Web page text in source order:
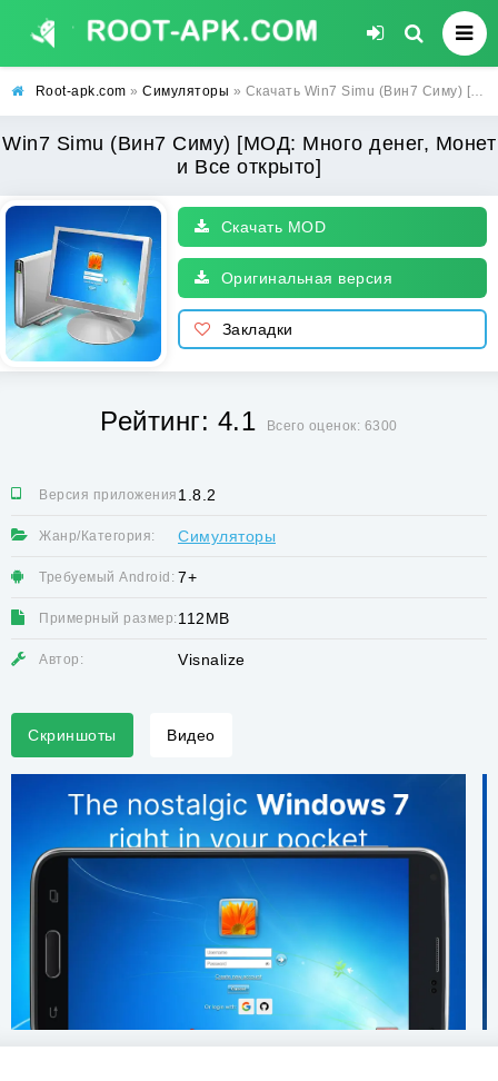
Root-apk.com » Симуляторы » Скачать Win7 Simu (Вин7 Симу) [МОД: Много денег, Монет и Все открыто] | Взлом Win7 Simu на Андроид
Win7 Simu (Вин7 Симу) [МОД: Много денег, Монет
и Все открыто]
Скачать MOD
Оригинальная версия
Закладки
Рейтинг: 4.1 Всего оценок: 6300
Версия приложения:1.8.2
Жанр/Категория: Симуляторы
Требуемый Android: 7+
Примерный размер: 112MB
Автор: Visnalize
Скриншоты Видео